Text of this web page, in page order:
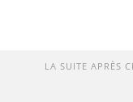
LA SUITE APRÈS